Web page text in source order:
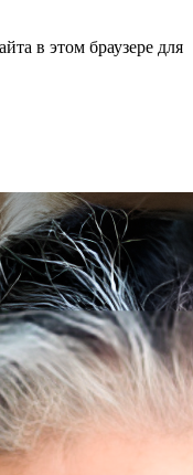
в этом браузере для